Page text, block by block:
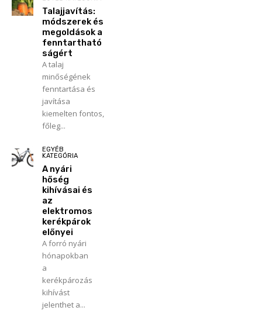
Talajjavítás:
módszerek és
megoldások a
fenntartható
ságért
A talaj
minőségének
fenntartása és
javítása
kiemelten fontos,
főleg...
EGYÉB
KATEGÓRIA
A nyári
hőség
kihívásai és
az
elektromos
kerékpárok
előnyei
A forró nyári
hónapokban
a
kerékpározás
kihívást
jelenthet a...